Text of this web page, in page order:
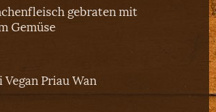
gebraten mit
Gemüse
Vegan Priau Wan